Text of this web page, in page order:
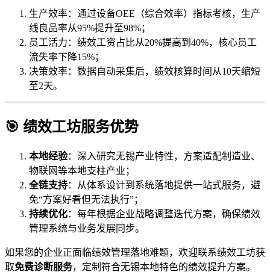
生产效率：通过设备OEE（综合效率）指标考核，生产
线良品率从95%提升至98%；
员工活力：绩效工资占比从20%提高到40%，核心员工
流失率下降15%；
决策效率：数据自动采集后，绩效核算时间从10天缩短
至2天。
🎯 绩效工坊服务优势
本地经验：深入研究无锡产业特性，方案适配制造业、
物联网等本地支柱产业；
全链支持：从体系设计到系统落地提供一站式服务，避
免“方案好看但无法执行”；
持续优化：每年根据企业战略调整迭代方案，确保绩效
管理系统与业务发展同步。
如果您的企业正面临绩效管理落地难题，欢迎联系绩效工坊获
取免费诊断服务，定制符合无锡本地特色的绩效提升方案。